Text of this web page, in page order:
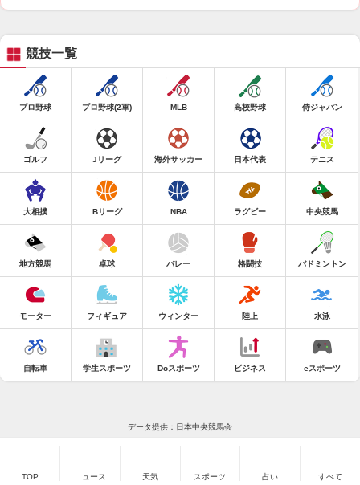
競技一覧
プロ野球 プロ野球(2軍) MLB 高校野球 侍ジャパン
ゴルフ Jリーグ 海外サッカー 日本代表 テニス
大相撲 Bリーグ NBA ラグビー 中央競馬
地方競馬 卓球 バレー 格闘技 バドミントン
モーター フィギュア ウィンター 陸上 水泳
自転車 学生スポーツ Doスポーツ ビジネス eスポーツ
データ提供：日本中央競馬会
TOP ニュース 天気 スポーツ 占い すべて